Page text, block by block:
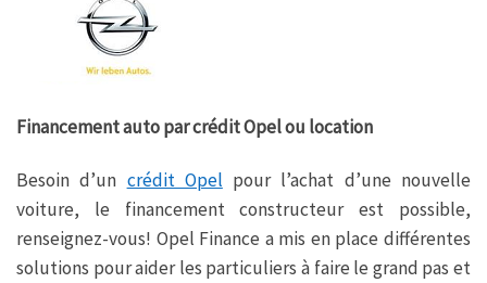
Financement auto par crédit Opel ou location
Besoin d’un crédit Opel pour l’achat d’une nouvelle
voiture, le financement constructeur est possible,
renseignez-vous! Opel Finance a mis en place différentes
solutions pour aider les particuliers à faire le grand pas et